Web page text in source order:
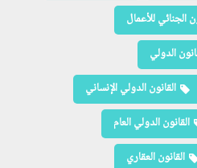
الجنائي للأعمال
الدولي
القانون الدولي الإنساني
القانون الدولي العام
القانون العقاري